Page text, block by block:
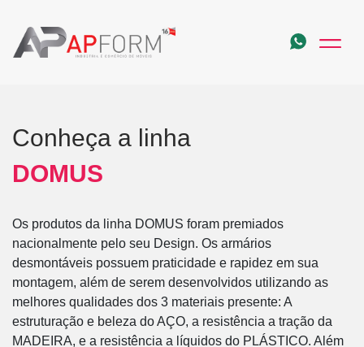
Conheça a linha
DOMUS
Os produtos da linha DOMUS foram premiados
nacionalmente pelo seu Design. Os armários
desmontáveis possuem praticidade e rapidez em sua
montagem, além de serem desenvolvidos utilizando as
melhores qualidades dos 3 materiais presente: A
estruturação e beleza do AÇO, a resistência a tração da
MADEIRA, e a resistência a líquidos do PLÁSTICO. Além